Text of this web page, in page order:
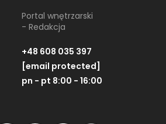
Portal wnętrzarski
- Redakcja
+48 608 035 397
[email protected]
pn - pt 8:00 - 16:00